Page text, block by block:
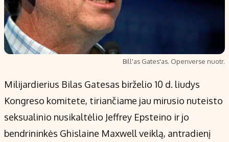
Infliacija
Migracija
Įdomios naujienos
Redakcija
Redakcijos politika
Privatumo politika
Turinio žymėjimo taisyklės
Kontaktai
Bill'as Gates'as. Openverse nuotr.
Milijardierius Bilas Gatesas birželio 10 d. liudys
Kongreso komitete, tiriančiame jau mirusio nuteisto
seksualinio nusikaltėlio Jeffrey Epsteino ir jo
bendrininkės Ghislaine Maxwell veiklą, antradienį